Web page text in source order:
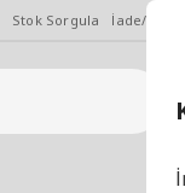
Stok Sorgula İade/